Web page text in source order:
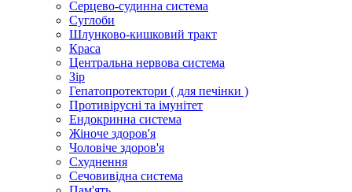
Серцево-судинна система
Суглоби
Шлунково-кишковий тракт
Краса
Центральна нервова система
Зір
Гепатопротектори ( для печінки )
Противірусні та імунітет
Ендокринна система
Жіноче здоров'я
Чоловіче здоров'я
Схуднення
Сечовивідна система